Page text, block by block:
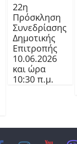
22η
Πρόσκληση
Συνεδρίασης
Δημοτικής
Επιτροπής
10.06.2026
και ώρα
10:30 π.μ.